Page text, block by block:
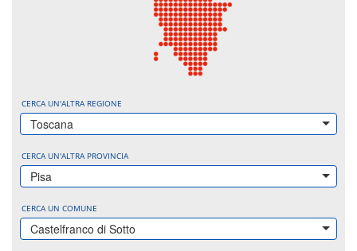
CERCA UN'ALTRA REGIONE
Toscana
CERCA UN'ALTRA PROVINCIA
Pisa
CERCA UN COMUNE
Castelfranco di Sotto